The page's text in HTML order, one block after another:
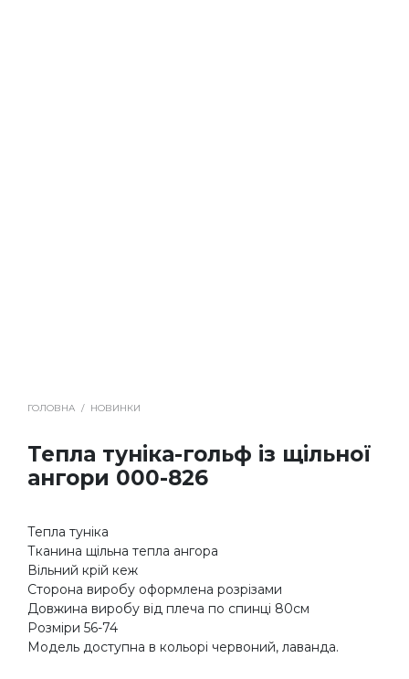
ГОЛОВНА / НОВИНКИ
Тепла туніка-гольф із щільної
ангори 000-826
Тепла туніка
Тканина щільна тепла ангора
Вільний крій кеж
Сторона виробу оформлена розрізами
Довжина виробу від плеча по спинці 80см
Розміри 56-74
Модель доступна в кольорі червоний, лаванда.